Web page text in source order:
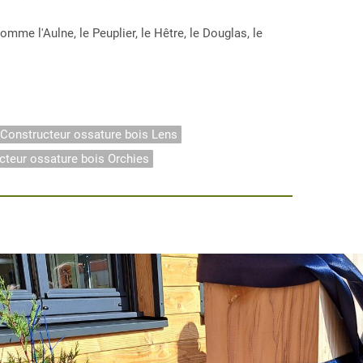
l'Aulne, le Peuplier, le Hêtre, le Douglas, le
Constructeur ossature bois Lens
ossature bois Orchies